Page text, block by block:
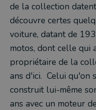
de la collection
découvre certes
voiture, datant de
motos, dont celle qui
propriétaire de la
ans d'ici. Celui qu'on
construit lui-même
ans avec un moteur